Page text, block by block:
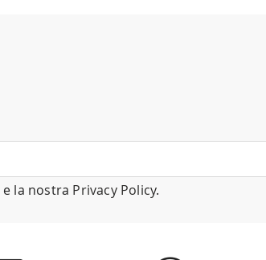
e la nostra Privacy Policy.